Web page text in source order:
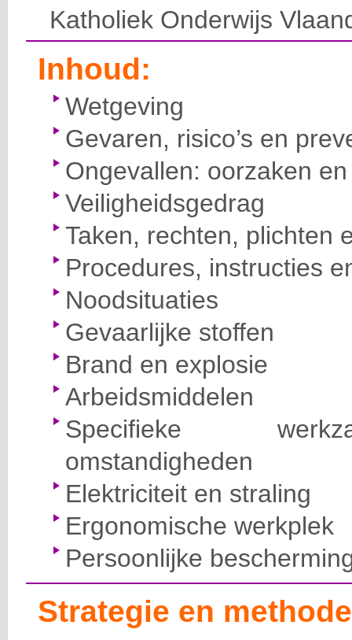
Katholiek Onderwijs
Inhoud:
Wetgeving
Gevaren, risico’s en
Ongevallen: oorzaken
Veiligheidsgedrag
Taken, rechten, plichten
Procedures, instructies
Noodsituaties
Gevaarlijke stoffen
Brand en explosie
Arbeidsmiddelen
Specifieke
omstandigheden
Elektriciteit en straling
Ergonomische werkplek
Persoonlijke
Strategie en